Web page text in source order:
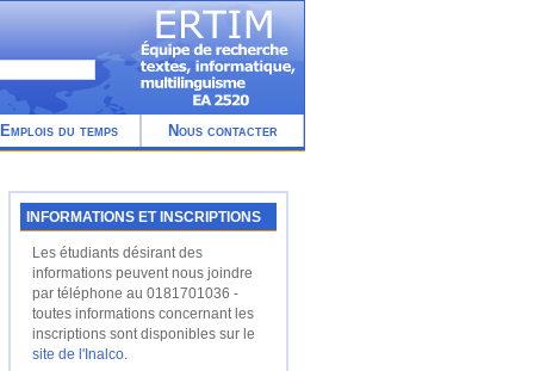
Emplois du temps Nous contacter
INFORMATIONS ET INSCRIPTIONS
Les étudiants désirant des
informations peuvent nous joindre
par téléphone au 0181701036 -
toutes informations concernant les
inscriptions sont disponibles sur le
site de l'Inalco.